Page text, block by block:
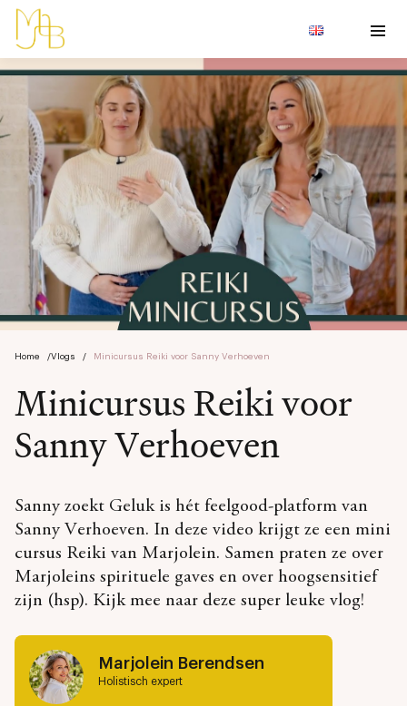
Home /Vlogs / Minicursus Reiki voor Sanny Verhoeven
Minicursus Reiki voor
Sanny Verhoeven
Sanny zoekt Geluk is hét feelgood-platform van
Sanny Verhoeven. In deze video krijgt ze een mini
cursus Reiki van Marjolein. Samen praten ze over
Marjoleins spirituele gaves en over hoogsensitief
zijn (hsp). Kijk mee naar deze super leuke vlog!
Marjolein Berendsen
Holistisch expert